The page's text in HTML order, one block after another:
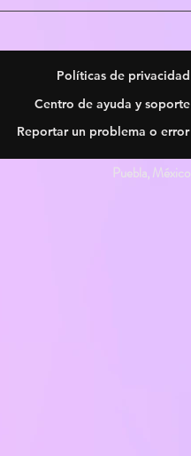
Políticas de privacidad
Centro de ayuda y soporte
Reportar un problema o error
Puebla, México